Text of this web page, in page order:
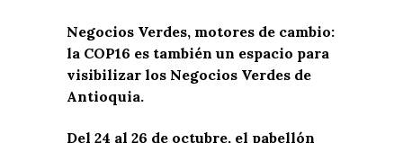
Negocios Verdes, motores de cambio:
la COP16 es también un espacio para
visibilizar los Negocios Verdes de
Antioquia.
Del 24 al 26 de octubre, el pabellón